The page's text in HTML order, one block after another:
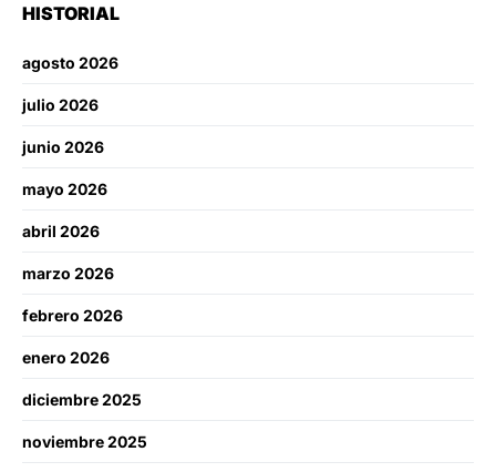
HISTORIAL
agosto 2026
julio 2026
junio 2026
mayo 2026
abril 2026
marzo 2026
febrero 2026
enero 2026
diciembre 2025
noviembre 2025